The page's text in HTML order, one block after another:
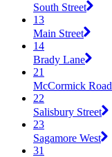
South Street
13
Main Street
14
Brady Lane
21
McCormick Road
22
Salisbury Street
23
Sagamore West
31